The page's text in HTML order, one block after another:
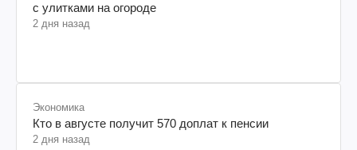
с улитками на огороде
2 дня назад
Экономика
Кто в августе получит 570 доплат к пенсии
2 дня назад